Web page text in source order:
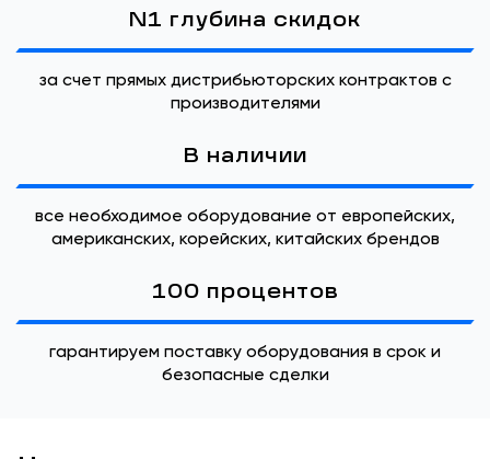
N1 глубина скидок
за счет прямых дистрибьюторских контрактов с
производителями
В наличии
все необходимое оборудование от европейских,
американских, корейских, китайских брендов
100 процентов
гарантируем поставку оборудования в срок и
безопасные сделки